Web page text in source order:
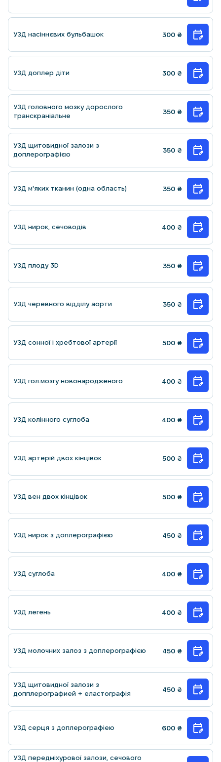
УЗД насіннєвих бульбашок 300 ₴
УЗД доплер діти 300 ₴
УЗД головного мозку дорослого
транскранiальне
350 ₴
УЗД щитовидної залози з
доплерографiєю
350 ₴
УЗД м'яких тканин (одна область) 350 ₴
УЗД нирок, сечоводiв 400 ₴
УЗД плоду 3D 350 ₴
УЗД черевного відділу аорти 350 ₴
УЗД сонної i хребтової артерiї 500 ₴
УЗД гол.мозгу новонародженого 400 ₴
УЗД колінного суглоба 400 ₴
УЗД артерій двох кінцівок 500 ₴
УЗД вен двох кінцівок 500 ₴
УЗД нирок з доплерографією 450 ₴
УЗД суглоба 400 ₴
УЗД легень 400 ₴
УЗД молочних залоз з доплерографiєю 450 ₴
УЗД щитовидної залози з
допплерографией + еластографія
450 ₴
УЗД серця з доплерографieю 600 ₴
УЗД передмiхурової залози, сечового